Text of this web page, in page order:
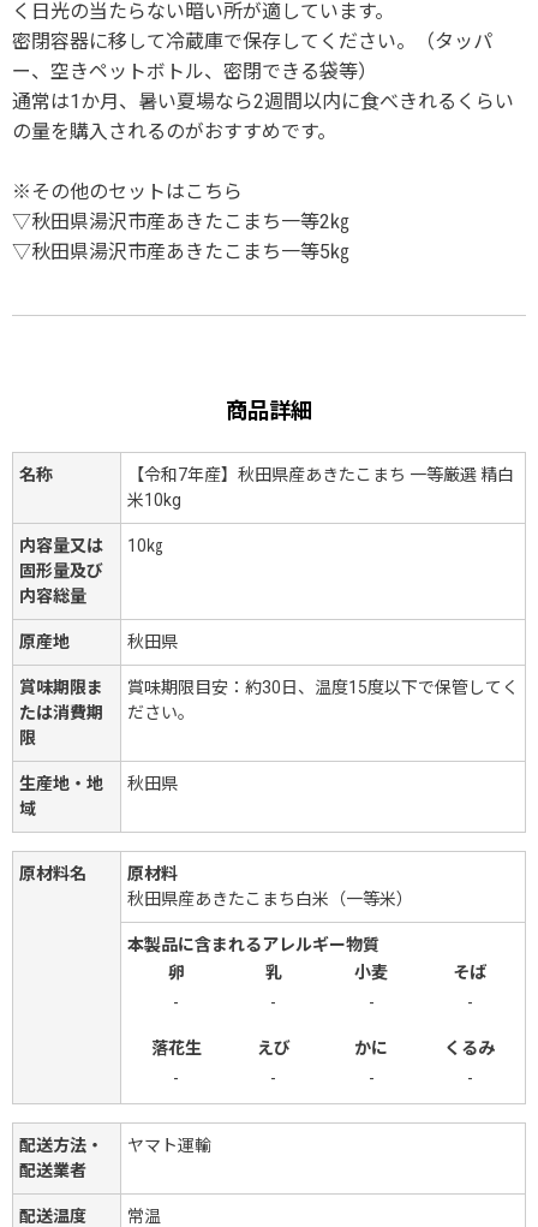
く日光の当たらない暗い所が適しています。
密閉容器に移して冷蔵庫で保存してください。（タッパ
ー、空きペットボトル、密閉できる袋等）
通常は1か月、暑い夏場なら2週間以内に食べきれるくらい
の量を購入されるのがおすすめです。
※その他のセットはこちら
▽秋田県湯沢市産あきたこまち一等2㎏
▽秋田県湯沢市産あきたこまち一等5㎏
商品詳細
名称
【令和7年産】秋田県産あきたこまち 一等厳選 精白
米10kg
内容量又は
固形量及び
内容総量
10㎏
原産地 秋田県
賞味期限ま
たは消費期
限
賞味期限目安：約30日、温度15度以下で保管してく
ださい。
生産地・地
域
秋田県
原材料名
原材料
秋田県産あきたこまち白米（一等米）
本製品に含まれるアレルギー物質
卵
乳 小麦
そば
-
- - -
落花生 えび かに
くるみ
-
- - -
配送方法・
配送業者
ヤマト運輸
配送温度 常温